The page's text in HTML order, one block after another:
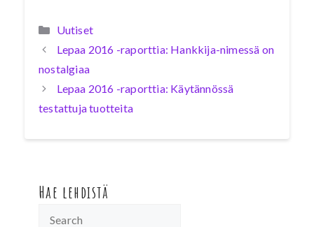
Kategoriat
Uutiset
Lepaa 2016 -raporttia: Hankkija-nimessä on
nostalgiaa
Lepaa 2016 -raporttia: Käytännössä
testattuja tuotteita
Hae lehdistä